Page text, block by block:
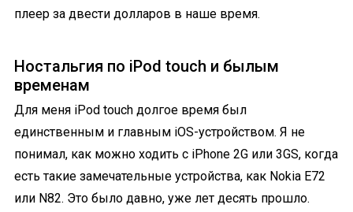
плеер за двести долларов в наше время.
Ностальгия по iPod touch и былым
временам
Для меня iPod touch долгое время был
единственным и главным iOS-устройством. Я не
понимал, как можно ходить с iPhone 2G или 3GS, когда
есть такие замечательные устройства, как Nokia E72
или N82. Это было давно, уже лет десять прошло.